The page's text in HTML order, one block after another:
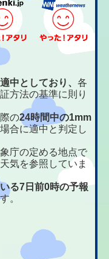
中としており、各
方法の基準に則り
の24時間中の1mm
合に適中と判定し
庁の定める地点で
気を参照していま
る7日前0時の予報
。